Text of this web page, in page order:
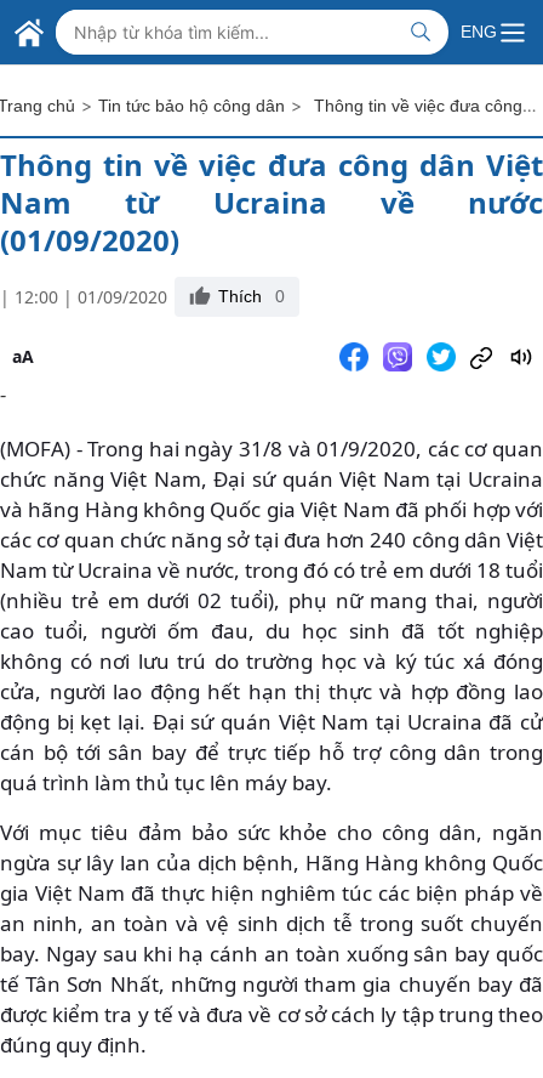
Skip to Main Content
BỘ NGOẠI GIAO VIỆT NAM
MINISTRY OF FOREIGN AFFAIRS
ENG
chủ > Tin tức bảo hộ công dân > Thông tin về việc đưa công dân Việt Nam từ Ucraina về nước (01/09/2020)
Thông tin về việc đưa công dân Việt
Nam từ Ucraina về nước
(01/09/2020)
| 12:00 | 01/09/2020 Thích 0
aA
-
(MOFA) - Trong hai ngày 31/8 và 01/9/2020, các cơ quan
chức năng Việt Nam, Đại sứ quán Việt Nam tại Ucraina
và hãng Hàng không Quốc gia Việt Nam đã phối hợp với
các cơ quan chức năng sở tại đưa hơn 240 công dân Việt
Nam từ Ucraina về nước, trong đó có trẻ em dưới 18 tuổi
(nhiều trẻ em dưới 02 tuổi), phụ nữ mang thai, người
cao tuổi, người ốm đau, du học sinh đã tốt nghiệp
không có nơi lưu trú do trường học và ký túc xá đóng
cửa, người lao động hết hạn thị thực và hợp đồng lao
động bị kẹt lại. Đại sứ quán Việt Nam tại Ucraina đã cử
cán bộ tới sân bay để trực tiếp hỗ trợ công dân trong
quá trình làm thủ tục lên máy bay.
Với mục tiêu đảm bảo sức khỏe cho công dân, ngăn
ngừa sự lây lan của dịch bệnh, Hãng Hàng không Quốc
gia Việt Nam đã thực hiện nghiêm túc các biện pháp về
an ninh, an toàn và vệ sinh dịch tễ trong suốt chuyến
bay. Ngay sau khi hạ cánh an toàn xuống sân bay quốc
tế Tân Sơn Nhất, những người tham gia chuyến bay đã
được kiểm tra y tế và đưa về cơ sở cách ly tập trung theo
đúng quy định.